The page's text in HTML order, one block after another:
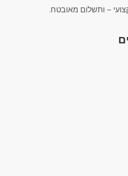
– ותשלום מאובטח.